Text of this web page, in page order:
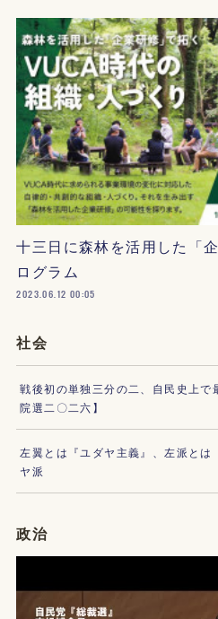
十三日に森林を活用した「
ログラム
2023.06.12 00:05
社会
戦後初の単独三分の二、自民史上
院選二〇二六】
左翼とは『ユダヤ主義』、左派と
ヤ派
政治